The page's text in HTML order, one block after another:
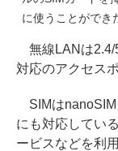
に使うことができ
無線LANは2.4/
対応のアクセス
SIMはnanoSIM
にも対応してい
ービスなどを利